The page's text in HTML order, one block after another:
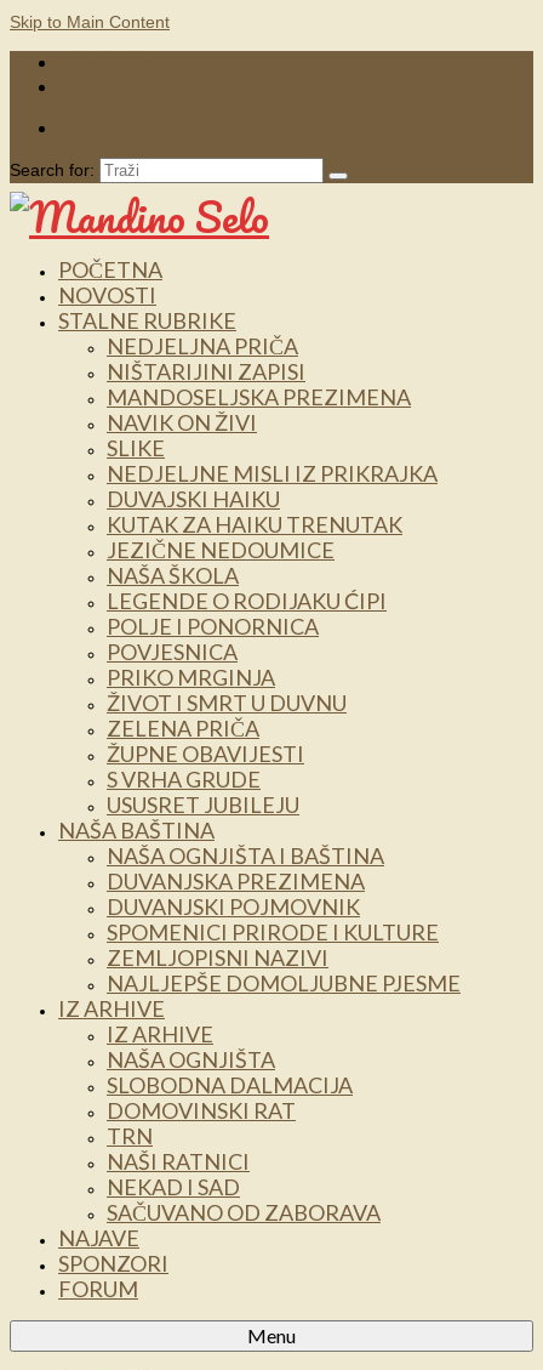
Skip to Main Content
Search for:
POČETNA
NOVOSTI
STALNE RUBRIKE
NEDJELJNA PRIČA
NIŠTARIJINI ZAPISI
MANDOSELJSKA PREZIMENA
NAVIK ON ŽIVI
SLIKE
NEDJELJNE MISLI IZ PRIKRAJKA
DUVAJSKI HAIKU
KUTAK ZA HAIKU TRENUTAK
JEZIČNE NEDOUMICE
NAŠA ŠKOLA
LEGENDE O RODIJAKU ĆIPI
POLJE I PONORNICA
POVJESNICA
PRIKO MRGINJA
ŽIVOT I SMRT U DUVNU
ZELENA PRIČA
ŽUPNE OBAVIJESTI
S VRHA GRUDE
USUSRET JUBILEJU
NAŠA BAŠTINA
NAŠA OGNJIŠTA I BAŠTINA
DUVANJSKA PREZIMENA
DUVANJSKI POJMOVNIK
SPOMENICI PRIRODE I KULTURE
ZEMLJOPISNI NAZIVI
NAJLJEPŠE DOMOLJUBNE PJESME
IZ ARHIVE
IZ ARHIVE
NAŠA OGNJIŠTA
SLOBODNA DALMACIJA
DOMOVINSKI RAT
TRN
NAŠI RATNICI
NEKAD I SAD
SAČUVANO OD ZABORAVA
NAJAVE
SPONZORI
FORUM
Menu